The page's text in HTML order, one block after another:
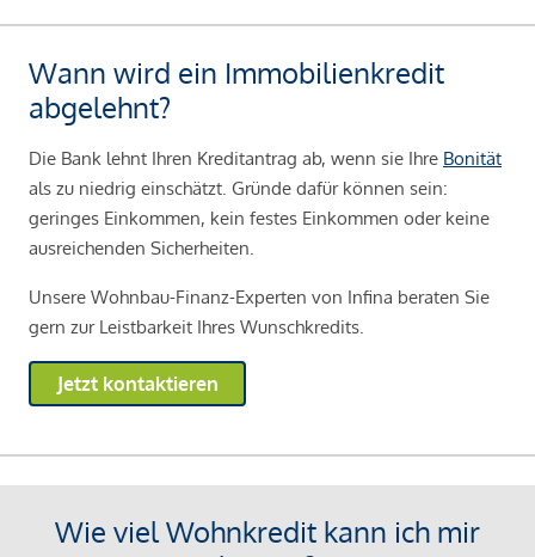
Wann wird ein Immobilienkredit
abgelehnt?
Die Bank lehnt Ihren Kreditantrag ab, wenn sie Ihre Bonität
als zu niedrig einschätzt. Gründe dafür können sein:
geringes Einkommen, kein festes Einkommen oder keine
ausreichenden Sicherheiten.
Unsere Wohnbau-Finanz-Experten von Infina beraten Sie
gern zur Leistbarkeit Ihres Wunschkredits.
Jetzt kontaktieren
Wie viel Wohnkredit kann ich mir